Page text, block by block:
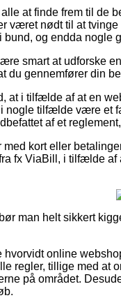
at finde frem til de
været nødt til at
og endda nogle
smart at udforske
du gennemfører din
at i tilfælde af at en
nogle tilfælde være et
af et
kort eller
fx ViaBill, i tilfælde
man helt sikkert
hvorvidt online
regler, tillige med at
på området.